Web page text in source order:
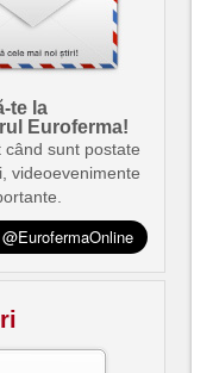
te la
Euroferma!
când sunt postate
videoevenimente